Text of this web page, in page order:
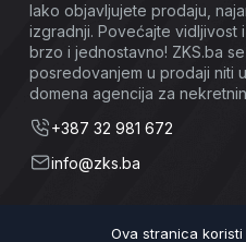
lako objavljujete prodaju,
izgradnji. Povećajte vidljivost
brzo i jednostavno! ZKS.ba
posredovanjem u prodaji niti
domena agencija za
+387 32 981 672
info@zks.ba
Ova stranica